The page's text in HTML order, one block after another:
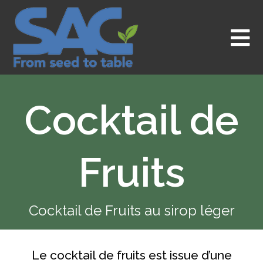
contenu
Cocktail de
Fruits
Cocktail de Fruits au sirop léger
Le cocktail de fruits est issue d’une